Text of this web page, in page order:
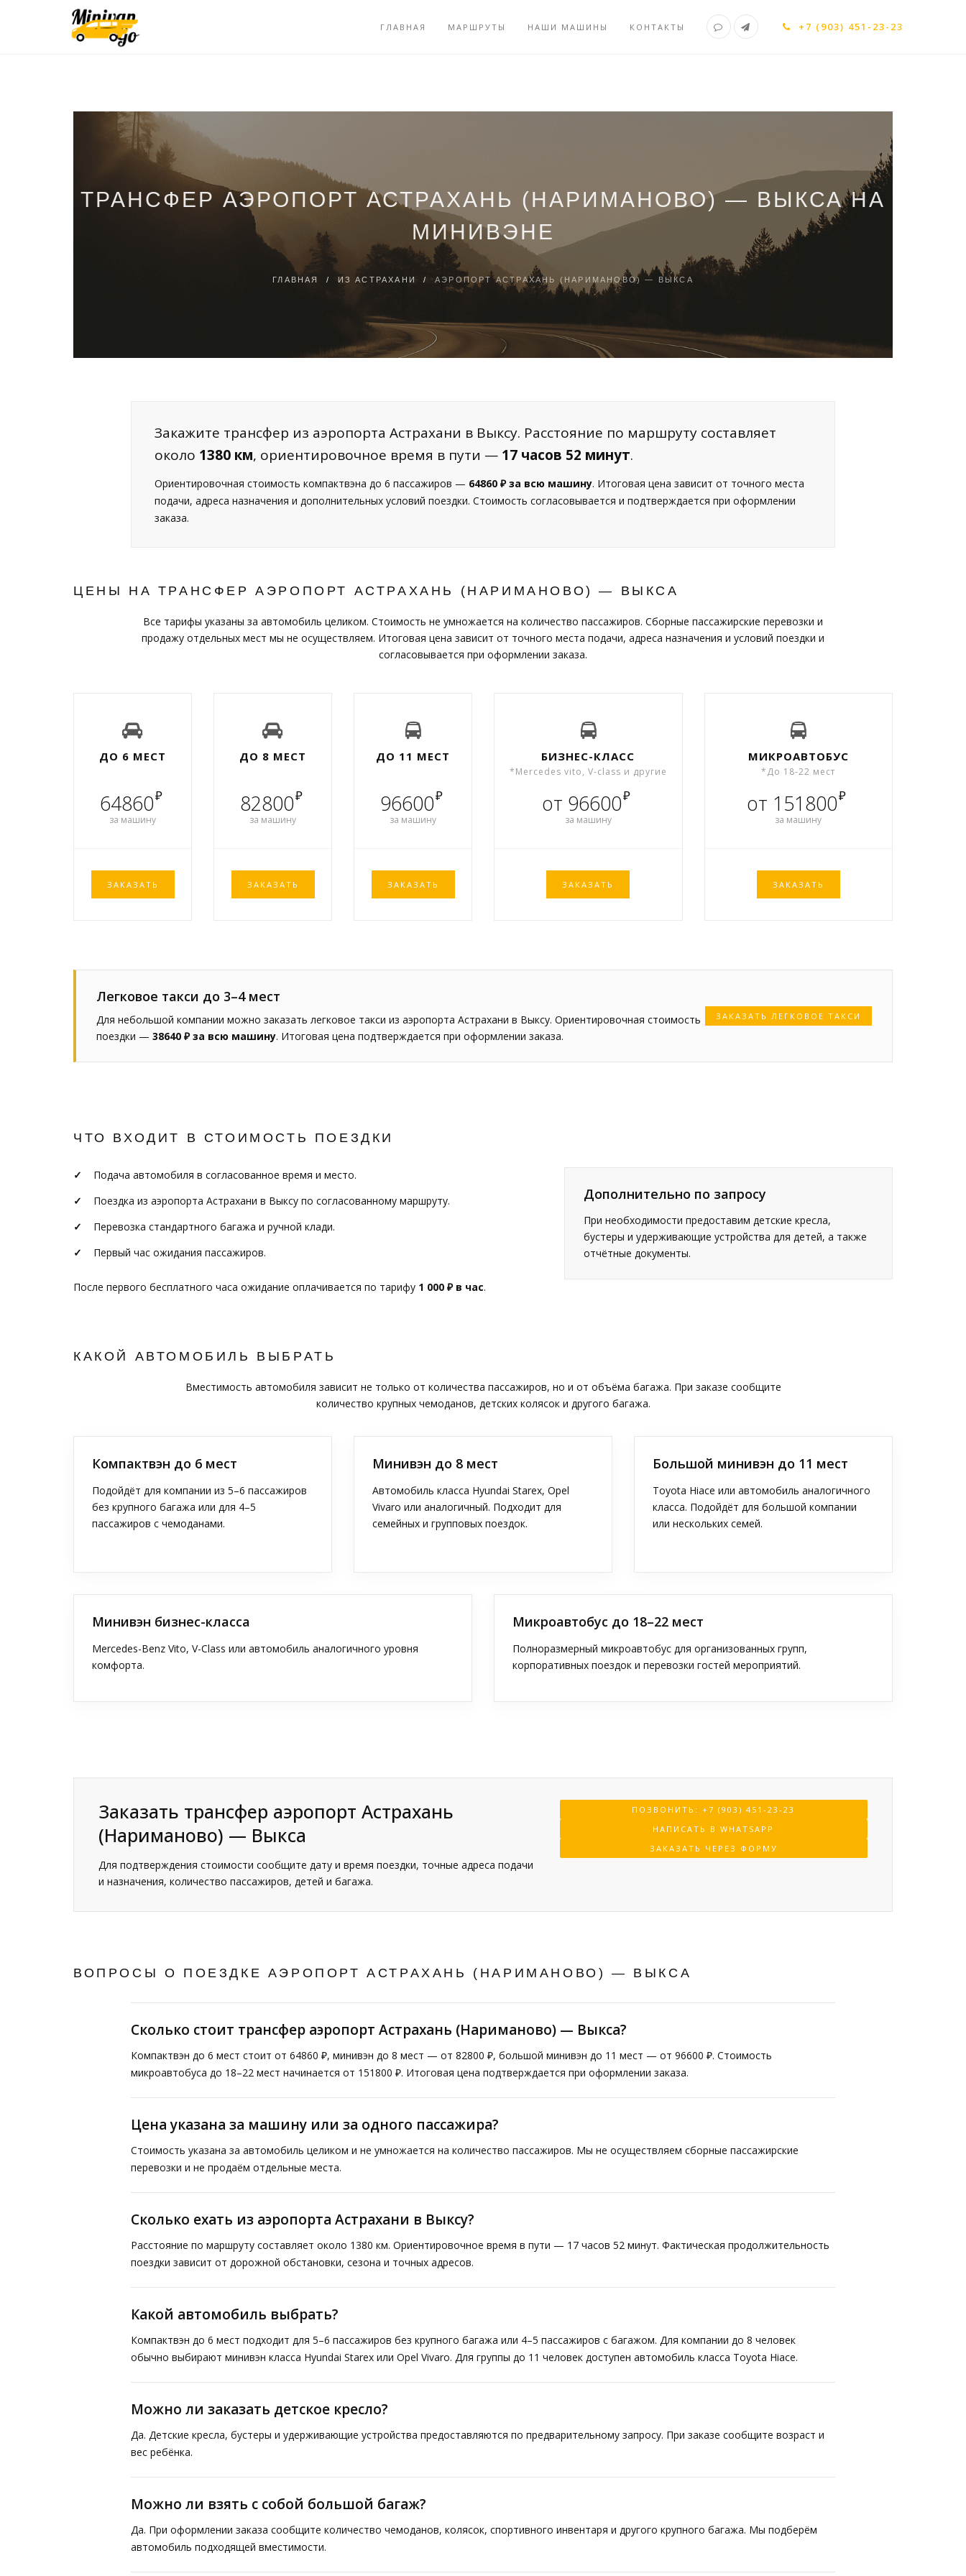
ГЛАВНАЯ МАРШРУТЫ НАШИ МАШИНЫ КОНТАКТЫ +7 (903) 451-23-23
ТРАНСФЕР АЭРОПОРТ АСТРАХАНЬ (НАРИМАНОВО) — ВЫКСА НА
МИНИВЭНЕ
ГЛАВНАЯ / ИЗ АСТРАХАНИ /АЭРОПОРТ АСТРАХАНЬ (НАРИМАНОВО) — ВЫКСА
Закажите трансфер из аэропорта Астрахани в Выксу. Расстояние по маршруту составляет
около 1380 км, ориентировочное время в пути — 17 часов 52 минут.
Ориентировочная стоимость компактвэна до 6 пассажиров — 64860 ₽ за всю машину. Итоговая цена зависит от точного места
подачи, адреса назначения и дополнительных условий поездки. Стоимость согласовывается и подтверждается при оформлении
заказа.
ЦЕНЫ НА ТРАНСФЕР АЭРОПОРТ АСТРАХАНЬ (НАРИМАНОВО) — ВЫКСА
Все тарифы указаны за автомобиль целиком. Стоимость не умножается на количество пассажиров. Сборные пассажирские перевозки и
продажу отдельных мест мы не осуществляем. Итоговая цена зависит от точного места подачи, адреса назначения и условий поездки и
согласовывается при оформлении заказа.
ДО 6 МЕСТ
64860₽
за машину
ЗАКАЗАТЬ
ДО 8 МЕСТ
82800₽
за машину
ЗАКАЗАТЬ
ДО 11 МЕСТ
96600₽
за машину
ЗАКАЗАТЬ
БИЗНЕС-КЛАСС
*Mercedes vito, V-class и другие
от 96600₽
за машину
ЗАКАЗАТЬ
МИКРОАВТОБУС
*До 18-22 мест
от 151800₽
за машину
ЗАКАЗАТЬ
Легковое такси до 3–4 мест
Для небольшой компании можно заказать легковое такси из аэропорта Астрахани в Выксу. Ориентировочная стоимость
поездки — 38640 ₽ за всю машину. Итоговая цена подтверждается при оформлении заказа.
ЗАКАЗАТЬ ЛЕГКОВОЕ ТАКСИ
ЧТО ВХОДИТ В СТОИМОСТЬ ПОЕЗДКИ
Подача автомобиля в согласованное время и место.
Поездка из аэропорта Астрахани в Выксу по согласованному маршруту.
Перевозка стандартного багажа и ручной клади.
Первый час ожидания пассажиров.
После первого бесплатного часа ожидание оплачивается по тарифу 1 000 ₽ в час.
Дополнительно по запросу
При необходимости предоставим детские кресла,
бустеры и удерживающие устройства для детей, а также
отчётные документы.
КАКОЙ АВТОМОБИЛЬ ВЫБРАТЬ
Вместимость автомобиля зависит не только от количества пассажиров, но и от объёма багажа. При заказе сообщите
количество крупных чемоданов, детских колясок и другого багажа.
Компактвэн до 6 мест
Подойдёт для компании из 5–6 пассажиров
без крупного багажа или для 4–5
пассажиров с чемоданами.
Минивэн до 8 мест
Автомобиль класса Hyundai Starex, Opel
Vivaro или аналогичный. Подходит для
семейных и групповых поездок.
Большой минивэн до 11 мест
Toyota Hiace или автомобиль аналогичного
класса. Подойдёт для большой компании
или нескольких семей.
Минивэн бизнес-класса
Mercedes-Benz Vito, V-Class или автомобиль аналогичного уровня
комфорта.
Микроавтобус до 18–22 мест
Полноразмерный микроавтобус для организованных групп,
корпоративных поездок и перевозки гостей мероприятий.
Заказать трансфер аэропорт Астрахань
(Нариманово) — Выкса
Для подтверждения стоимости сообщите дату и время поездки, точные адреса подачи
и назначения, количество пассажиров, детей и багажа.
ПОЗВОНИТЬ: +7 (903) 451-23-23
НАПИСАТЬ В WHATSAPP
ЗАКАЗАТЬ ЧЕРЕЗ ФОРМУ
ВОПРОСЫ О ПОЕЗДКЕ АЭРОПОРТ АСТРАХАНЬ (НАРИМАНОВО) — ВЫКСА
Сколько стоит трансфер аэропорт Астрахань (Нариманово) — Выкса?
Компактвэн до 6 мест стоит от 64860 ₽, минивэн до 8 мест — от 82800 ₽, большой минивэн до 11 мест — от 96600 ₽. Стоимость
микроавтобуса до 18–22 мест начинается от 151800 ₽. Итоговая цена подтверждается при оформлении заказа.
Цена указана за машину или за одного пассажира?
Стоимость указана за автомобиль целиком и не умножается на количество пассажиров. Мы не осуществляем сборные пассажирские
перевозки и не продаём отдельные места.
Сколько ехать из аэропорта Астрахани в Выксу?
Расстояние по маршруту составляет около 1380 км. Ориентировочное время в пути — 17 часов 52 минут. Фактическая продолжительность
поездки зависит от дорожной обстановки, сезона и точных адресов.
Какой автомобиль выбрать?
Компактвэн до 6 мест подходит для 5–6 пассажиров без крупного багажа или 4–5 пассажиров с багажом. Для компании до 8 человек
обычно выбирают минивэн класса Hyundai Starex или Opel Vivaro. Для группы до 11 человек доступен автомобиль класса Toyota Hiace.
Можно ли заказать детское кресло?
Да. Детские кресла, бустеры и удерживающие устройства предоставляются по предварительному запросу. При заказе сообщите возраст и
вес ребёнка.
Можно ли взять с собой большой багаж?
Да. При оформлении заказа сообщите количество чемоданов, колясок, спортивного инвентаря и другого крупного багажа. Мы подберём
автомобиль подходящей вместимости.